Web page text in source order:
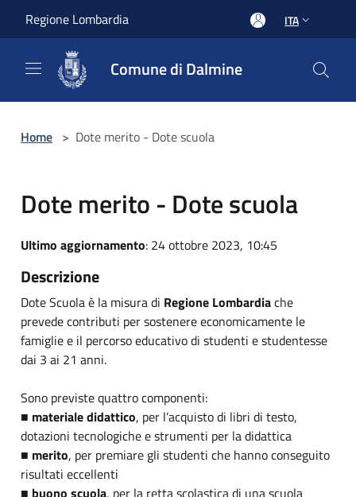
Regione Lombardia ITA
Comune di Dalmine
Home > Dote merito - Dote scuola
Dote merito - Dote scuola
Ultimo aggiornamento: 24 ottobre 2023, 10:45
Descrizione
Dote Scuola è la misura di Regione Lombardiache
prevede contributi per sostenere economicamente le
famiglie e il percorso educativo di studenti e studentesse
dai 3 ai 21 anni.
Sono previste quattro componenti:
■ materiale didattico, per l’acquisto di libri di testo,
dotazioni tecnologiche e strumenti per la didattica
■ merito, per premiare gli studenti che hanno conseguito
risultati eccellenti
■ buono scuola, per la retta scolastica di una scuola